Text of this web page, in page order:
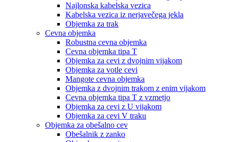
Najlonska kabelska vezica
Kabelska vezica iz nerjavečega jekla
Objemka za trak
Cevna objemka
Robustna cevna objemka
Cevna objemka tipa T
Objemka za cevi z dvojnim vijakom
Objemka za votle cevi
Mangote cevna objemka
Objemka z dvojnim trakom z enim vijakom
Cevna objemka tipa T z vzmetjo
Objemka za cevi z U vijakom
Objemka za cevi V traku
Objemka za obešalno cev
Obešalnik z zanko